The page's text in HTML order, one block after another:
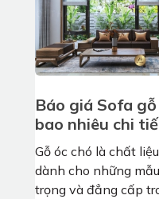
Báo giá Sofa
bao nhiêu chi
Gỗ óc chó là chất
dành cho những
trọng và đẳng cấp